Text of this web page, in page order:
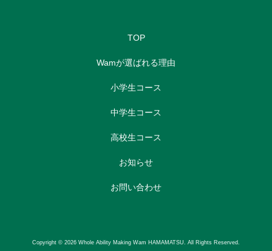
TOP
Wamが選ばれる理由
小学生コース
中学生コース
高校生コース
お知らせ
お問い合わせ
Copyright © 2026 Whole Ability Making Wam HAMAMATSU. All Rights Reserved.